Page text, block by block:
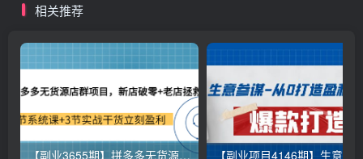
相关推荐
【副业3655期】拼多多无货源店群怎么做：新店破零+老店拯救 12节系统课+3节实战干货立刻盈利